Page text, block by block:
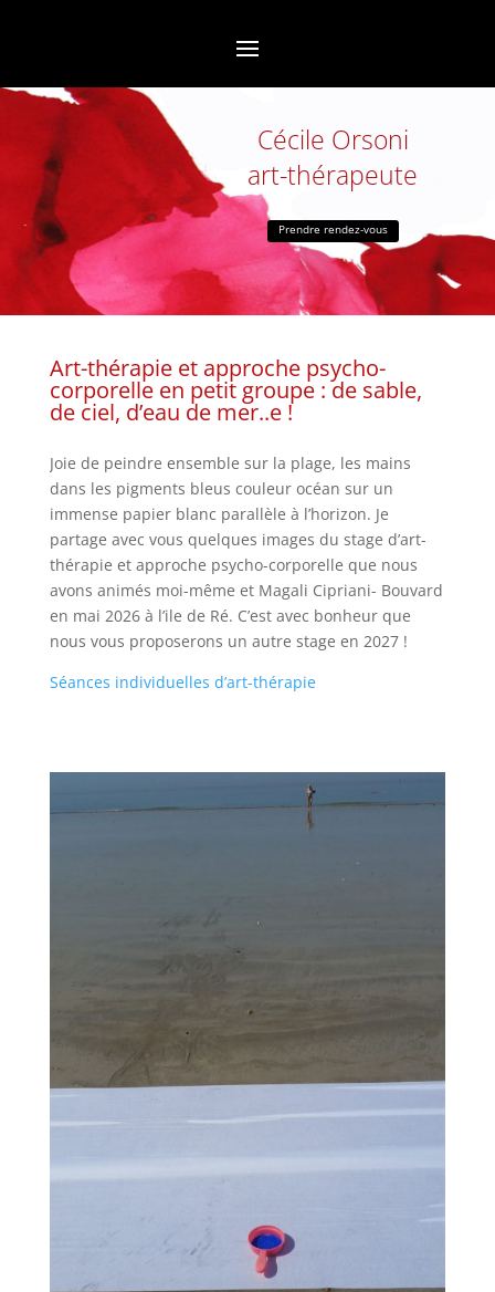
Cécile Orsoni
art-thérapeute
Prendre rendez-vous
Art-thérapie et approche psycho-
corporelle en petit groupe : de sable,
de ciel, d’eau de mer..e !
Joie de peindre ensemble sur la plage, les mains
dans les pigments bleus couleur océan sur un
immense papier blanc parallèle à l’horizon. Je
partage avec vous quelques images du stage d’art-
thérapie et approche psycho-corporelle que nous
avons animés moi-même et Magali Cipriani- Bouvard
en mai 2026 à l’ile de Ré. C’est avec bonheur que
nous vous proposerons un autre stage en 2027 !
Séances individuelles d’art-thérapie